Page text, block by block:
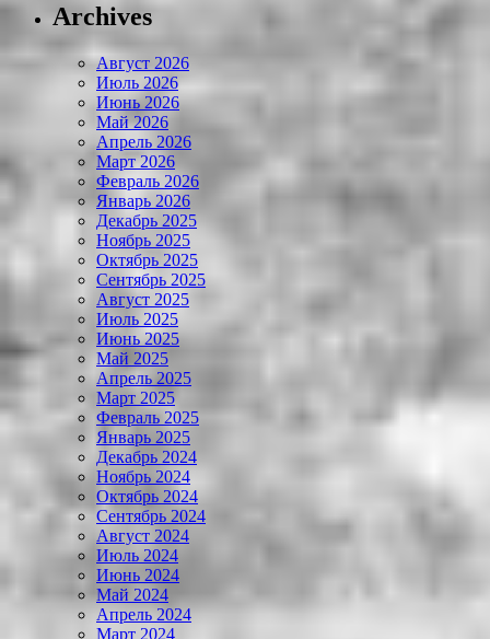
Archives
Август 2026
Июль 2026
Июнь 2026
Май 2026
Апрель 2026
Март 2026
Февраль 2026
Январь 2026
Декабрь 2025
Ноябрь 2025
Октябрь 2025
Сентябрь 2025
Август 2025
Июль 2025
Июнь 2025
Май 2025
Апрель 2025
Март 2025
Февраль 2025
Январь 2025
Декабрь 2024
Ноябрь 2024
Октябрь 2024
Сентябрь 2024
Август 2024
Июль 2024
Июнь 2024
Май 2024
Апрель 2024
Март 2024